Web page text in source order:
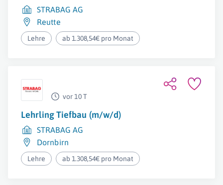
STRABAG AG
Reutte
Lehre ab 1.308,54€ pro Monat
vor 10 T
Lehrling Tiefbau (m/w/d)
STRABAG AG
Dornbirn
Lehre ab 1.308,54€ pro Monat